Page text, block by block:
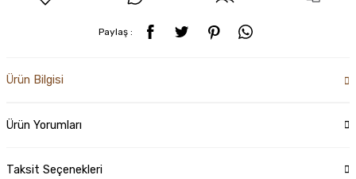
Paylaş :
Ürün Bilgisi
Ürün Yorumları
Taksit Seçenekleri